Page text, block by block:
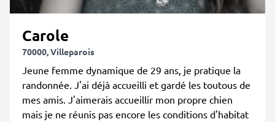
Carole
70000, Villeparois
Jeune femme dynamique de 29 ans, je pratique la
randonnée. J'ai déjà accueilli et gardé les toutous de
mes amis. J'aimerais accueillir mon propre chien
mais je ne réunis pas encore les conditions d'habitat